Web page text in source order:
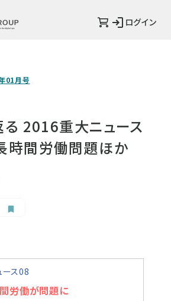
ログイン
01月号
2016重大ニュース
時間労働問題ほか
ス08
労働が問題に